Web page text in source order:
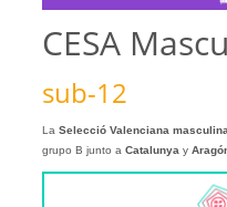
CESA
sub-12
La Selecció Valenciana
grupo B junto a Catalunyay